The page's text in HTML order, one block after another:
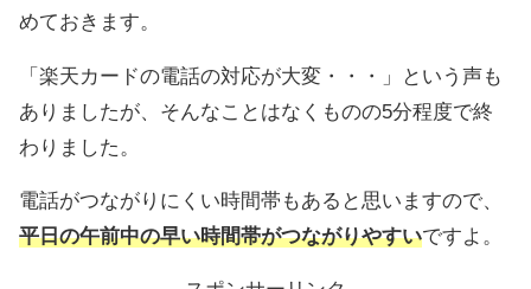
めておきます。
「楽天カードの電話の対応が大変・・・」という声も
ありましたが、そんなことはなくものの5分程度で終
わりました。
電話がつながりにくい時間帯もあると思いますので、
平日の午前中の早い時間帯がつながりやすいですよ。